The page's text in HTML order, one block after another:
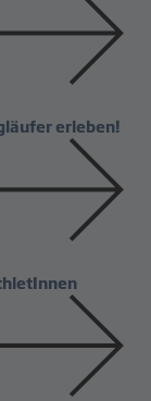
erleben!